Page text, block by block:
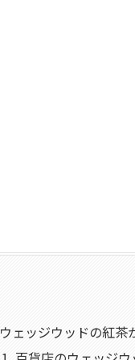
ウェッジウッドの紅茶